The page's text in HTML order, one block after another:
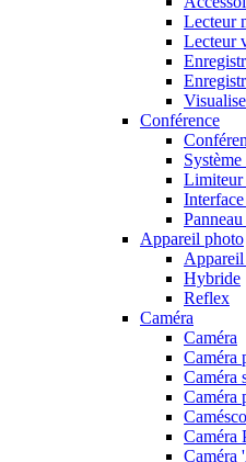
Lecteur
Lecteur
Conférence
Limiteur
Appareil photo
Hybride
Reflex
Caméra
Caméra
Caméra
Caméra
Caméra
Caméra
Caméra